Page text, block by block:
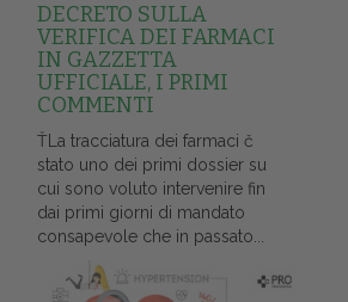
DECRETO SULLA
VERIFICA DEI FARMACI
IN GAZZETTA
UFFICIALE, I PRIMI
COMMENTI
ŤLa tracciatura dei farmaci č
stato uno dei primi dossier su
cui sono voluto intervenire fin
dai primi giorni di mandato
consapevole che in passato...